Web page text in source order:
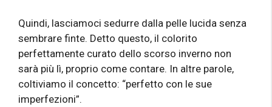
Quindi, lasciamoci sedurre dalla pelle lucida senza
sembrare finte. Detto questo, il colorito
perfettamente curato dello scorso inverno non
sarà più lì, proprio come contare. In altre parole,
coltiviamo il concetto: “perfetto con le sue
imperfezioni”.